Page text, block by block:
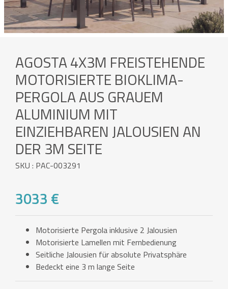
AGOSTA 4X3M FREISTEHENDE
MOTORISIERTE BIOKLIMA-
PERGOLA AUS GRAUEM
ALUMINIUM MIT
EINZIEHBAREN JALOUSIEN AN
DER 3M SEITE
SKU : PAC-003291
3033 €
Motorisierte Pergola inklusive 2 Jalousien
Motorisierte Lamellen mit Fernbedienung
Seitliche Jalousien für absolute Privatsphäre
Bedeckt eine 3 m lange Seite